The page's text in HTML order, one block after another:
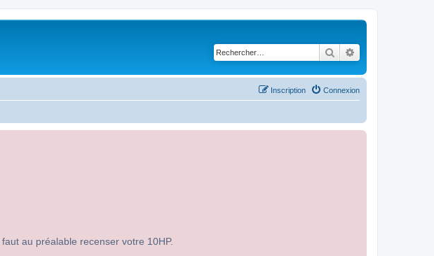
Rechercher
Connexion
Inscription
au préalable recenser votre 10HP.